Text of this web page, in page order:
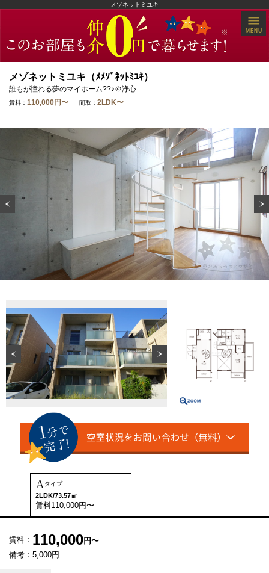
メゾネットミユキ
メゾネットミユキ（ﾒﾒｿﾞﾈｯﾄﾐﾕｷ）
誰もが憧れる夢のマイホーム??♪＠浄心
賃料： 110,000円〜 間取： 2LDK〜
A タイプ
2LDK/73.57㎡
賃料110,000円〜
賃料： 110,000円〜
備考：5,000円